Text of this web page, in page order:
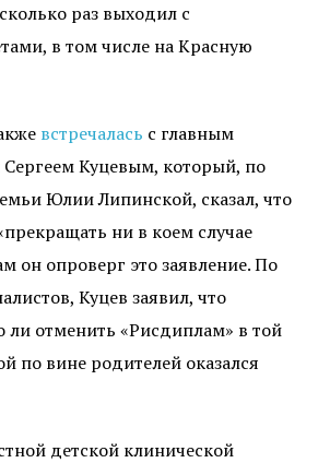
раз выходил с
в том числе на Красную
встречалась с главным
Куцевым, который, по
Юлии Липинской, сказал, что
ни в коем случае
он опроверг это заявление. По
Куцев заявил, что
ли отменить «Рисдиплам» в той
по вине родителей оказался
детской клинической